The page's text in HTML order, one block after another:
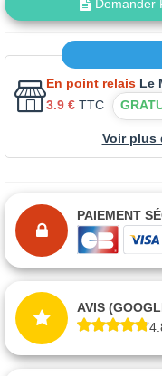
Demander
En point relais Le
3.9 € TTC
Voir plus
PAIEMENT
AVIS